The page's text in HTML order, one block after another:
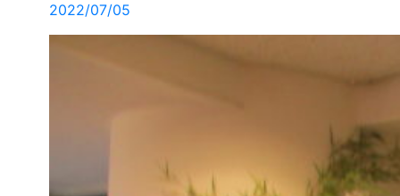
2022/07/05